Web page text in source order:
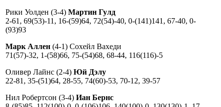
Рики Уолден (3-4) Мартин Гулд
2-61, 69(53)-11, 16-(59)64, 72(54)-40, 0-(141)141, 67-40, 0-
(93)93
Марк Аллен (4-1) Сохейл Вахеди
71(57)-32, 1-(58)66, 75-(54)68, 68-44, 116(116)-5
Оливер Лайнс (2-4) Юй Дэлу
22-81, 35-(51)64, 28-55, 74(60)-53, 70-12, 39-57
Нил Робертсон (3-4) Иан Бернс